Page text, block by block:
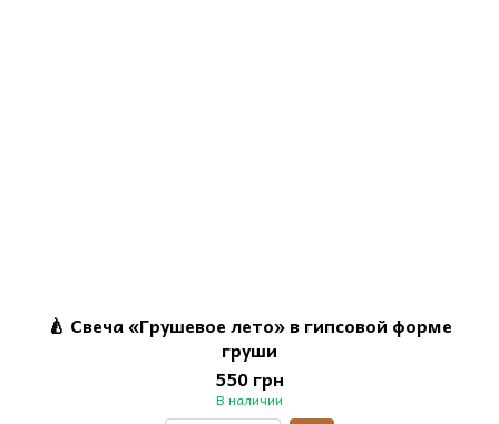
🍐 Свеча «Грушевое лето» в гипсовой форме
груши
550 грн
В наличии